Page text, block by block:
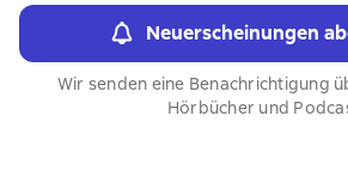
Neuerscheinungen
Wir senden eine Benachrichtigung
Hörbücher und